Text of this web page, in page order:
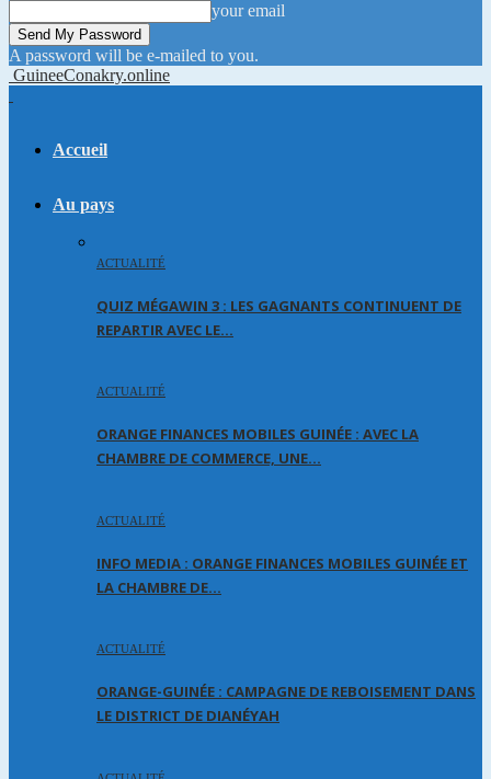
your email
A password will be e-mailed to you.
GuineeConakry.online
Accueil
Au pays
ACTUALITÉ
QUIZ MÉGAWIN 3 : LES GAGNANTS CONTINUENT DE
REPARTIR AVEC LE…
ACTUALITÉ
ORANGE FINANCES MOBILES GUINÉE : AVEC LA
CHAMBRE DE COMMERCE, UNE…
ACTUALITÉ
INFO MEDIA : ORANGE FINANCES MOBILES GUINÉE ET
LA CHAMBRE DE…
ACTUALITÉ
ORANGE-GUINÉE : CAMPAGNE DE REBOISEMENT DANS
LE DISTRICT DE DIANÉYAH